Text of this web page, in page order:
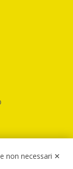
non necessari ✕